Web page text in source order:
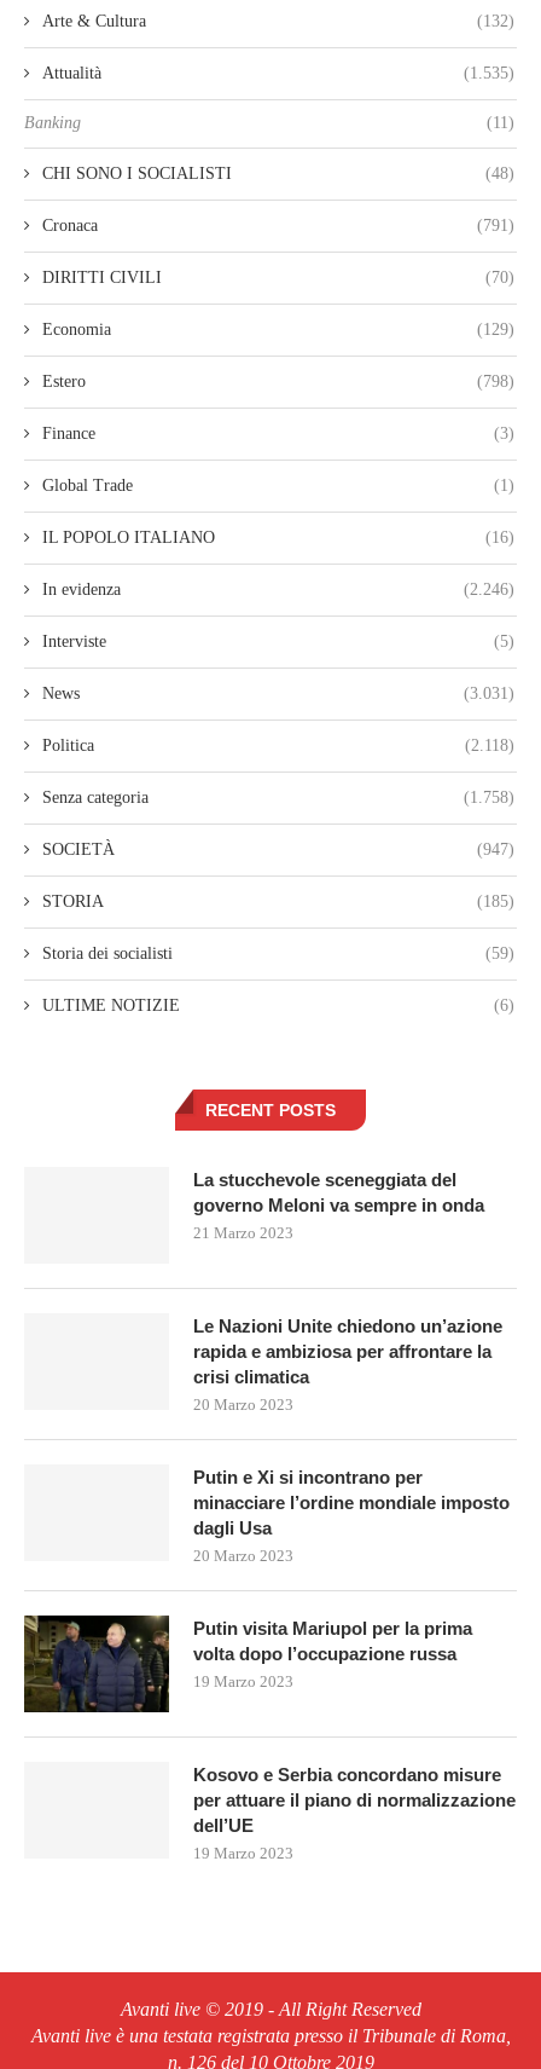
Arte & Cultura (132)
Attualità (1.535)
Banking (11)
CHI SONO I SOCIALISTI (48)
Cronaca (791)
DIRITTI CIVILI (70)
Economia (129)
Estero (798)
Finance (3)
Global Trade (1)
IL POPOLO ITALIANO (16)
In evidenza (2.246)
Interviste (5)
News (3.031)
Politica (2.118)
Senza categoria (1.758)
SOCIETÀ (947)
STORIA (185)
Storia dei socialisti (59)
ULTIME NOTIZIE (6)
RECENT POSTS
La stucchevole sceneggiata del
governo Meloni va sempre in onda
21 Marzo 2023
Le Nazioni Unite chiedono un’azione
rapida e ambiziosa per affrontare la
crisi climatica
20 Marzo 2023
Putin e Xi si incontrano per
minacciare l’ordine mondiale imposto
dagli Usa
20 Marzo 2023
Putin visita Mariupol per la prima
volta dopo l’occupazione russa
19 Marzo 2023
Kosovo e Serbia concordano misure
per attuare il piano di normalizzazione
dell’UE
19 Marzo 2023
Avanti live © 2019 - All Right Reserved
Avanti live è una testata registrata presso il Tribunale di Roma,
n. 126 del 10 Ottobre 2019